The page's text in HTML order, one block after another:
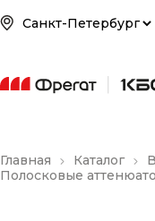
Главная Каталог
Полосковые